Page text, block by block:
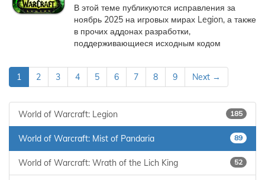
В этой теме публикуются исправления за
ноябрь 2025 на игровых мирах Legion, а также
в прочих аддонах разработки,
поддерживающиеся исходным кодом
1 2 3 4 5 6 7 8 9 Next →
World of Warcraft: Legion 185
World of Warcraft: Mist of Pandaria 89
World of Warcraft: Wrath of the Lich King 52